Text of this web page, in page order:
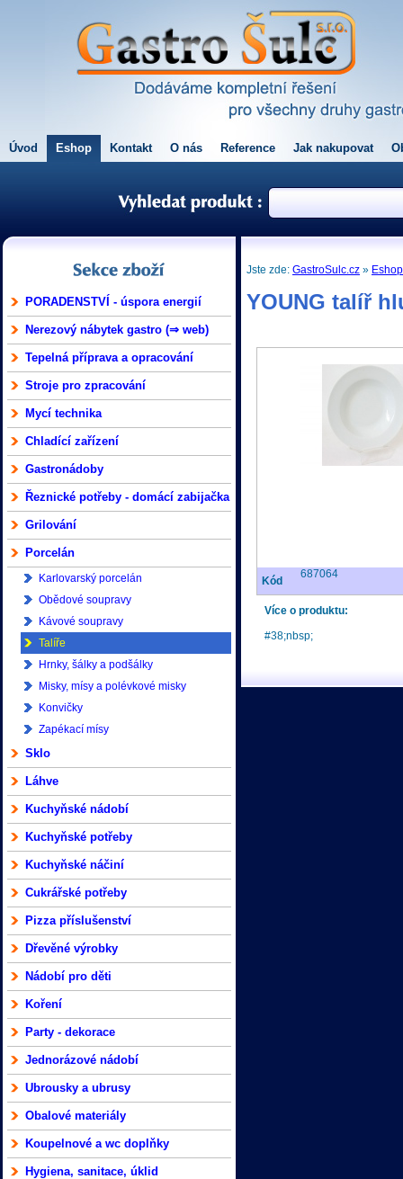
Úvod Eshop Kontakt O nás Reference Jak nakupovat
PORADENSTVÍ - úspora energií
Nerezový nábytek gastro (⇒ web)
Tepelná příprava a opracování
Stroje pro zpracování
Mycí technika
Chladící zařízení
Gastronádoby
Řeznické potřeby - domácí zabijačka
Grilování
Porcelán
Karlovarský porcelán
Obědové soupravy
Kávové soupravy
Talíře
Hrnky, šálky a podšálky
Misky, mísy a polévkové misky
Konvičky
Zapékací mísy
Sklo
Láhve
Kuchyňské nádobí
Kuchyňské potřeby
Kuchyňské náčiní
Cukrářské potřeby
Pizza příslušenství
Dřevěné výrobky
Nádobí pro děti
Koření
Party - dekorace
Jednorázové nádobí
Ubrousky a ubrusy
Obalové materiály
Koupelnové a wc doplňky
Hygiena, sanitace, úklid
Jste zde:GastroSulc.cz » Eshop
YOUNG talíř
Kód
687064
Více o produktu:
#38;nbsp;